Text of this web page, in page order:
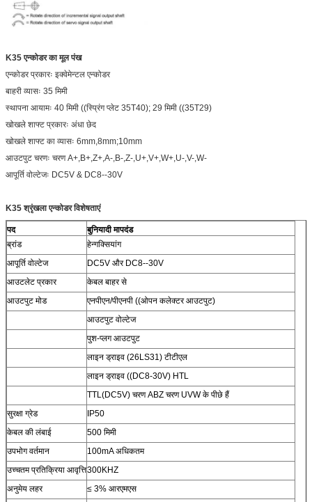
K35 एन्कोडर का मूल पंख
एन्कोडर प्रकारः इक्वेमेन्टल एन्कोडर
बाहरी व्यासः 35 मिमी
स्थापना आयामः 40 मिमी ((स्प्रिंग प्लेट 35T40); 29 मिमी ((35T29)
खोखले शाफ्ट प्रकारः अंधा छेद
खोखले शाफ्ट का व्यासः 6mm,8mm;10mm
आउटपुट चरणः चरण A+,B+,Z+,A-,B-,Z-,U+,V+,W+,U-,V-,W-
आपूर्ति वोल्टेजः DC5V & DC8--30V
K35 श्रृंखला एन्कोडर विशेषताएं
पद
बुनियादी मापदंड
ब्रांड
हेन्गक्सियांग
आपूर्ति वोल्टेज
DC5V और DC8--30V
आउटलेट प्रकार
केबल बाहर से
आउटपुट मोड
एनपीएन/पीएनपी ((ओपन कलेक्टर आउटपुट)
आउटपुट वोल्टेज
पुश-प्लग आउटपुट
लाइन ड्राइव (26LS31) टीटीएल
लाइन ड्राइव ((DC8-30V) HTL
TTL(DC5V) चरण ABZ चरण UVW के पीछे हैं
सुरक्षा ग्रेड
IP50
केबल की लंबाई
500 मिमी
उपभोग वर्तमान
100mA अधिकतम
उच्चतम प्रतिक्रिया आवृत्ति300KHZ
अनुमेय लहर
≤ 3% आरएमएस